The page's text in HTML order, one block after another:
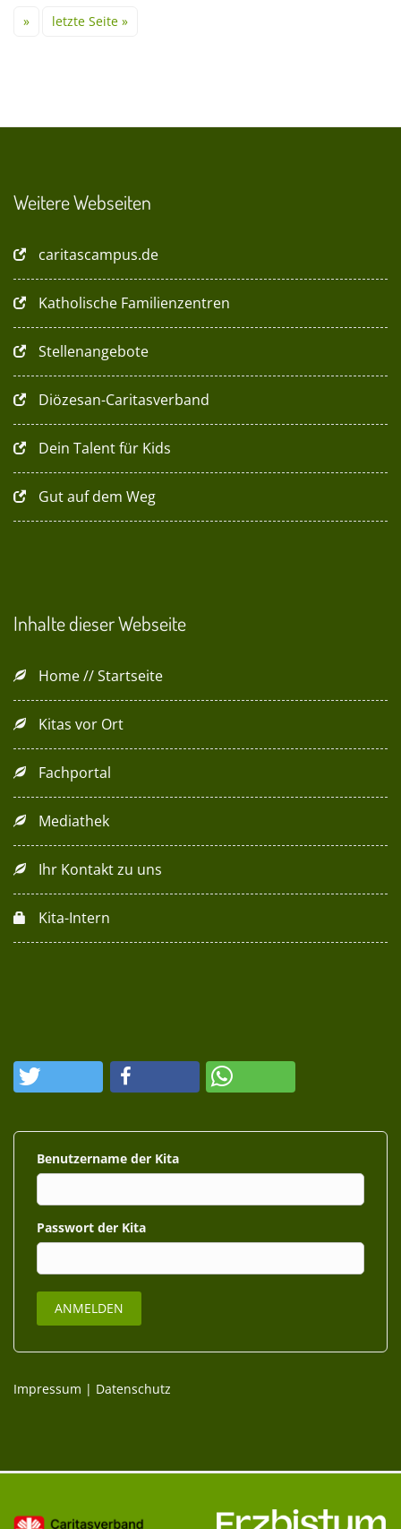
» letzte Seite »
Weitere Webseiten
caritascampus.de
Katholische Familienzentren
Stellenangebote
Diözesan-Caritasverband
Dein Talent für Kids
Gut auf dem Weg
Inhalte dieser Webseite
Home // Startseite
Kitas vor Ort
Fachportal
Mediathek
Ihr Kontakt zu uns
Kita-Intern
Benutzername
Passwort
Impressum | Datenschutz